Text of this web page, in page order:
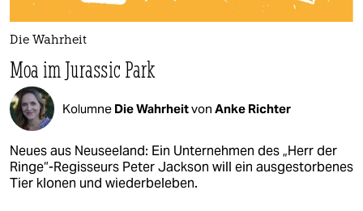
Die Wahrheit
Moa im Jurassic Park
Kolumne Die Wahrheitvon Anke Richter
Neues aus Neuseeland: Ein Unternehmen des „Herr der
Ringe“-Regisseurs Peter Jackson will ein ausgestorbenes
Tier klonen und wiederbeleben.